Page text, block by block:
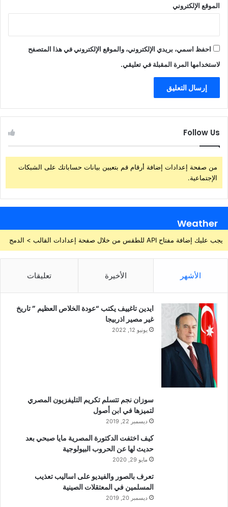
الموقع الإلكتروني
احفظ اسمي، بريدي الإلكتروني، والموقع الإلكتروني في هذا المتصفح
لاستخدامها المرة المقبلة في تعليقي.
Follow Us
من صفحة إعدادات إضافة أرقام قم بتعيين بيانات حساباتك على الشبكات
الإجتماعية.
Weather
يجب عليك إضافة مفتاح API للطقس من خلال صفحة إعدادات القالب > الدمج
الأشهر الأخيرة تعليقات
ايدين تاغييف يكتب “عودة الخلاص العظيم ” تاريخ
غير مصير اذربيجا
يونيو 12, 2022
سوزان نجم تتسلم تكريم التليفزيون المصري
لتميزها في ابن أصول
ديسمبر 22, 2019
كيف اختفت الدكتورة المصرية مايا صبحي بعد
حديث لها عن الحروب البيولوجية
مايو 29, 2020
تعرف بالصور والفيديو على اساليب تعذيب
المسلمين في المعتقلات الصينية
ديسمبر 20, 2019